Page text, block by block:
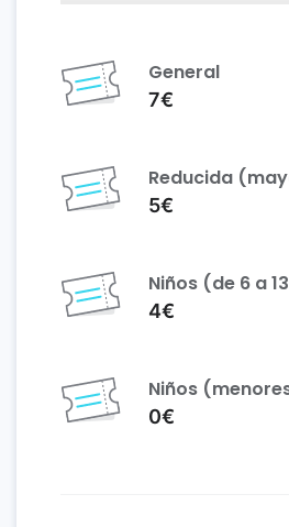
General
7€
Reducida
5€
Niños (de 6 a
4€
Niños
0€